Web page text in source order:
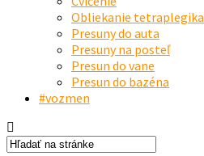
Obliekanie tetraplegika
Presuny do auta
Presuny na posteľ
Presun do vane
Presun do bazéna
#vozmen